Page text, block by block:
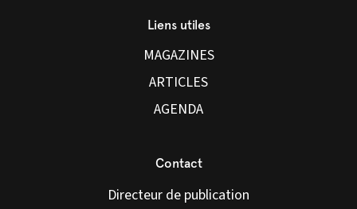
Liens utiles
MAGAZINES
ARTICLES
AGENDA
Contact
Directeur de publication